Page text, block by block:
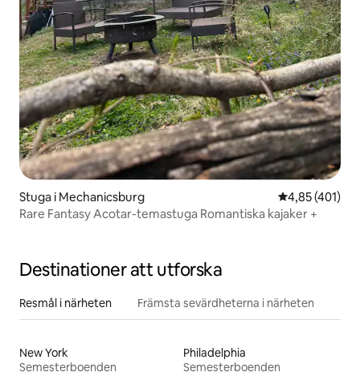
Stuga i Mechanicsburg 4,85 av 5 i
4,85 (401)
Rare Fantasy Acotar-temastuga Romantiska kajaker +
Destinationer att utforska
Resmål i närheten Främsta sevärdheterna i närheten
New York
Semesterboenden
Philadelphia
Semesterboenden